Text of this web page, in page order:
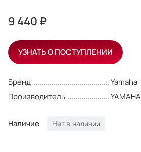
Бренд
Yamaha
Производитель
YAMAHA
Наличие Нет в наличии
9 440 ₽
УЗНАТЬ О ПОСТУПЛЕНИИ